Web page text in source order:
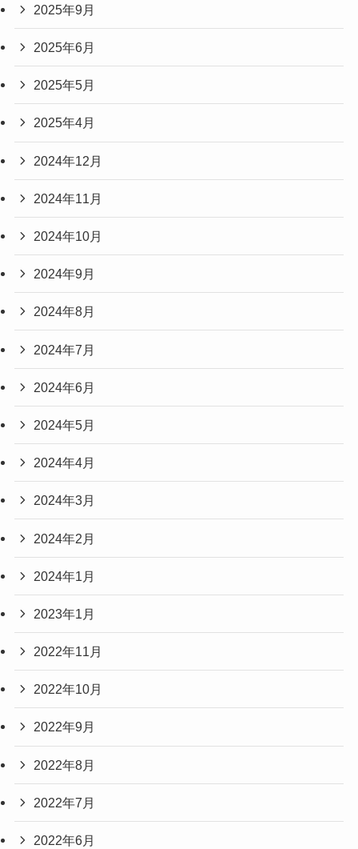
2025年9月
2025年6月
2025年5月
2025年4月
2024年12月
2024年11月
2024年10月
2024年9月
2024年8月
2024年7月
2024年6月
2024年5月
2024年4月
2024年3月
2024年2月
2024年1月
2023年1月
2022年11月
2022年10月
2022年9月
2022年8月
2022年7月
2022年6月